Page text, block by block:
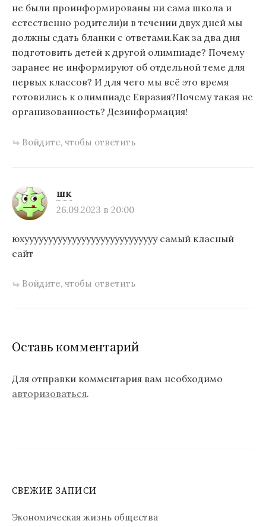
не были проинформированы ни сама школа и
естественно родители)и в течении двух дней мы
должны сдать бланки с ответами.Как за два дня
подготовить детей к другой олимпиаде? Почему
заранее не информируют об отдельной теме для
первых классов? И для чего мы всё это время
готовились к олимпиаде Евразия?Почему такая не
организованность? Дезинформация!
Войдите, чтобы ответить
шк
26.09.2023 в 20:00
юхуууууууууууууууууууууууууууу самый класный
сайт
Войдите, чтобы ответить
Оставь комментарий
Для отправки комментария вам необходимо
авторизоваться.
СВЕЖИЕ ЗАПИСИ
Экономическая жизнь общества